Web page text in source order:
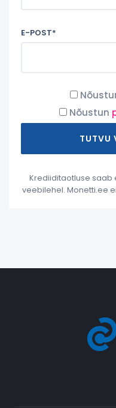
E-POST*
Nõustun
Krediiditaotluse saab
veebilehel. Monetti.ee